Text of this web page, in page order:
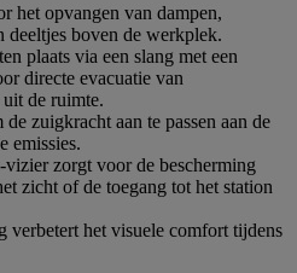
het opvangen van dampen,
deeltjes boven de werkplek.
plaats via een slang met een
directe evacuatie van
de ruimte.
zuigkracht aan te passen aan de
emissies.
zorgt voor de bescherming
zicht of de toegang tot het station
verbetert het visuele comfort tijdens